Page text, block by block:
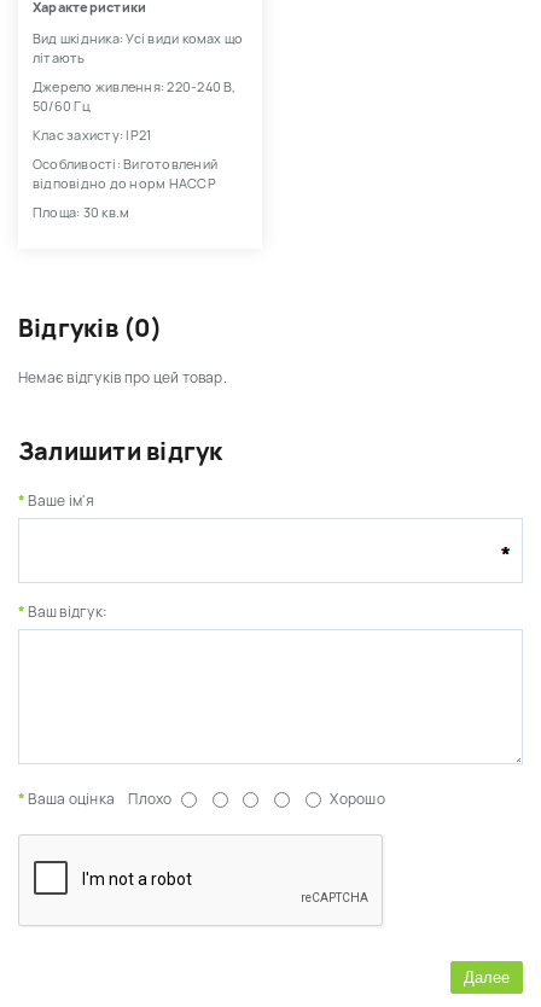
Характеристики
Вид шкідника: Усі види комах що
літають
Джерело живлення: 220-240 В,
50/60 Гц
Клас захисту: IP21
Особливості: Виготовлений
відповідно до норм HACCP
Площа: 30 кв.м
Відгуків (0)
Немає відгуків про цей товар.
Залишити відгук
Ваше ім'я
Ваш відгук:
Ваша оцінка Плохо Хорошо
Далее